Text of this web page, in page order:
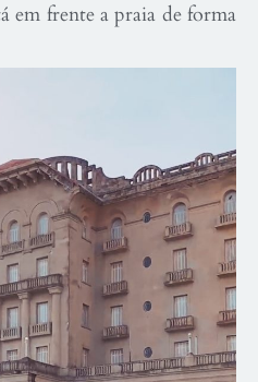
em frente a praia de forma